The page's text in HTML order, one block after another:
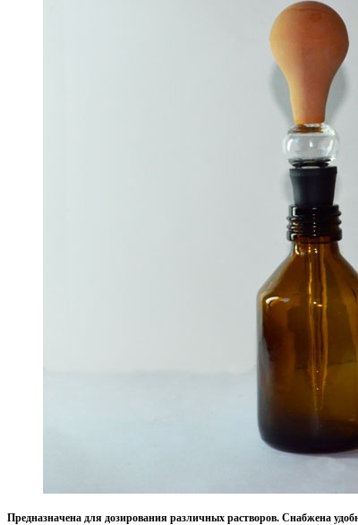
Предназначена для дозирования различных растворов. Снабжена